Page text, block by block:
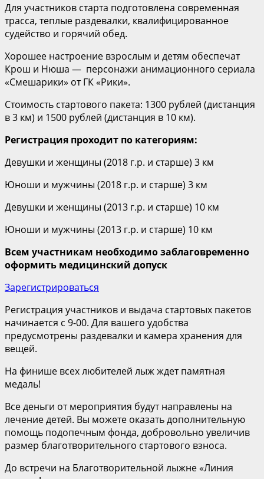
Для участников старта подготовлена современная
трасса, теплые раздевалки, квалифицированное
судейство и горячий обед.
Хорошее настроение взрослым и детям обеспечат
Крош и Нюша — персонажи анимационного сериала
«Смешарики» от ГК «Рики».
Стоимость стартового пакета: 1300 рублей (дистанция
в 3 км) и 1500 рублей (дистанция в 10 км).
Регистрация проходит по категориям:
Девушки и женщины (2018 г.р. и старше) 3 км
Юноши и мужчины (2018 г.р. и старше) 3 км
Девушки и женщины (2013 г.р. и старше) 10 км
Юноши и мужчины (2013 г.р. и старше) 10 км
Всем участникам необходимо заблаговременно
оформить медицинский допуск
Зарегистрироваться
Регистрация участников и выдача стартовых пакетов
начинается с 9-00. Для вашего удобства
предусмотрены раздевалки и камера хранения для
вещей.
На финише всех любителей лыж ждет памятная
медаль!
Все деньги от мероприятия будут направлены на
лечение детей. Вы можете оказать дополнительную
помощь подопечным фонда, добровольно увеличив
размер благотворительного стартового взноса.
До встречи на Благотворительной лыжне «Линия